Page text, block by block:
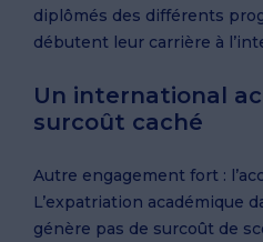
diplômés des différents
débutent leur carrière à
Un international
surcoût caché
Autre engagement fort :
L’expatriation académique
génère pas de surcoût de